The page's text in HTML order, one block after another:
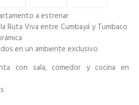
a estrenar
Ruta Viva entre Cumbayá y Tumbaco
en un ambiente exclusivo
con sala, comedor y cocina en